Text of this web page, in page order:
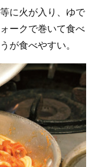
に火が入り、ゆで
ークで巻いて食べ
が食べやすい。